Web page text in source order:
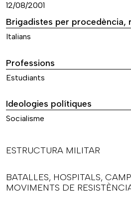
12/08/2001
Brigadistes per procedència,
Italians
Professions
Estudiants
Ideologies polítiques
Socialisme
ESTRUCTURA MILITAR
BATALLES, HOSPITALS,
MOVIMENTS DE